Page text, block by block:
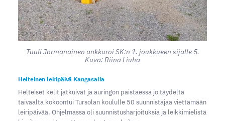
Tuuli Jormanainen ankkuroi SK:n 1. joukkueen sijalle 5.
Kuva: Riina Liuha
Helteinen leiripäivä Kangasalla
Helteiset kelit jatkuivat ja auringon paistaessa jo täydeltä
taivaalta kokoontui Tursolan koululle 50 suunnistajaa viettämään
leiripäivää. Ohjelmassa oli suunnistusharjoituksia ja leikkimielistä